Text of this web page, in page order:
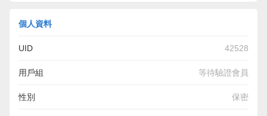
個人資料
UID 42528
用戶組 等待驗證會員
性別 保密